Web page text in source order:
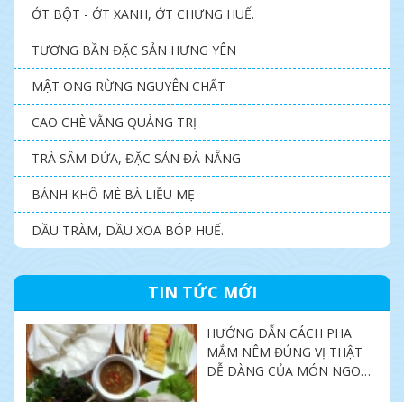
ỚT BỘT - ỚT XANH, ỚT CHƯNG HUẾ.
TƯƠNG BẦN ĐẶC SẢN HƯNG YÊN
MẬT ONG RỪNG NGUYÊN CHẤT
CAO CHÈ VẰNG QUẢNG TRỊ
TRÀ SÂM DỨA, ĐẶC SẢN ĐÀ NẴNG
BÁNH KHÔ MÈ BÀ LIỀU MẸ
DẦU TRÀM, DẦU XOA BÓP HUẾ.
TIN TỨC MỚI
HƯỚNG DẪN CÁCH PHA
MẮM NÊM ĐÚNG VỊ THẬT
DỄ DÀNG CỦA MÓN NGON